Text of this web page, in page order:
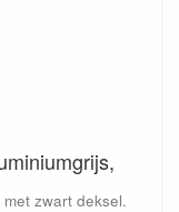
zwart deksel.